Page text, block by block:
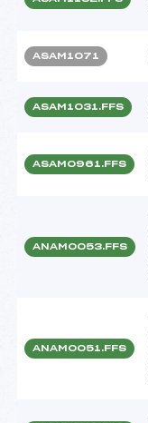
ASAM1071
ASAM1031.FFS
ASAM0961.FFS
ANAM0053.FFS
ANAM0051.FFS